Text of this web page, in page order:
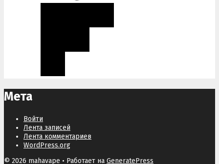
Мета
Войти
Лента записей
Лента комментариев
WordPress.org
© 2026 mahavape • Работает на GeneratePress